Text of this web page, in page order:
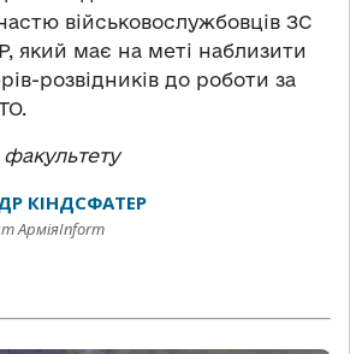
військовослужбовців ЗС
який має на меті наблизити
розвідників до роботи за
факультету
КІНДСФАТЕР
АрміяInform